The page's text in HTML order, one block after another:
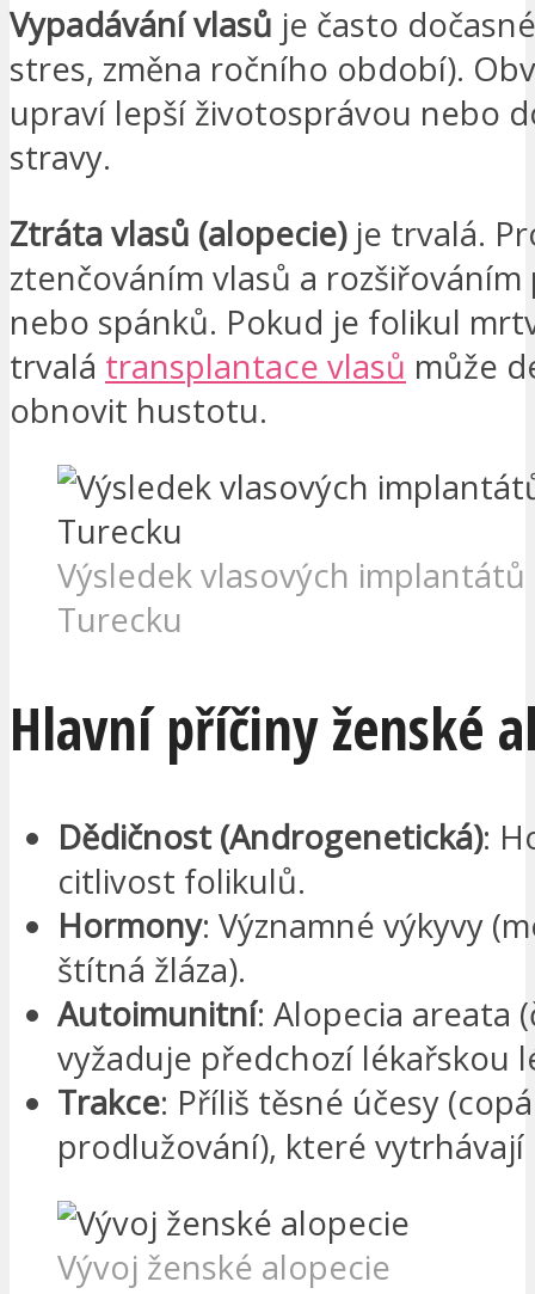
Vypadávání vlasů je často
stres, změna ročního období).
upraví lepší životosprávou nebo
stravy.
Ztráta vlasů (alopecie)je trvalá.
ztenčováním vlasů a rozšiřováním
nebo spánků. Pokud je folikul
trvalá transplantace vlasů může
obnovit hustotu.
Výsledek vlasových implantátů
Turecku
Hlavní příčiny ženské
Dědičnost (Androgenetická):
citlivost folikulů.
Hormony: Významné výkyvy
štítná žláza).
Autoimunitní: Alopecia areata
vyžaduje předchozí lékařskou
Trakce: Příliš těsné účesy
prodlužování), které vytrhávají
Vývoj ženské alopecie